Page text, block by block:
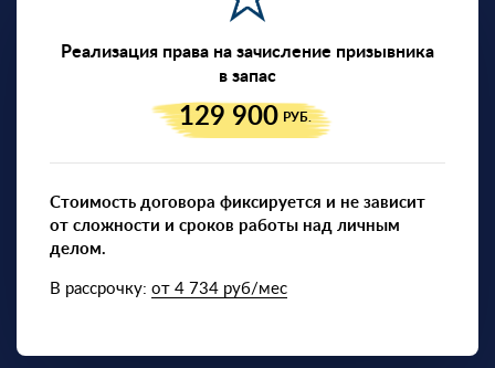
Реализация права на зачисление призывника
в запас
129 900 РУБ.
Стоимость договора фиксируется и не зависит
от сложности и сроков работы над личным
делом.
В рассрочку: от 4 734 руб/мес